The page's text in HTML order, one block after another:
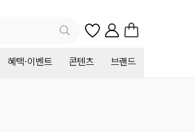
혜택·이벤트 콘텐츠 브랜드